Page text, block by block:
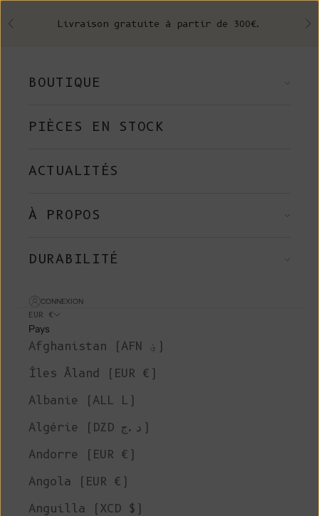
Précédent Livraison gratuite à partir de 300€.
BOUTIQUE
PIÈCES EN STOCK
ACTUALITÉS
À PROPOS
DURABILITÉ
CONNEXION
EUR €
Pays
Afghanistan (AFN ؋)
Îles Åland (EUR €)
Albanie (ALL L)
Algérie (DZD د.ج)
Andorre (EUR €)
Angola (EUR €)
Anguilla (XCD $)